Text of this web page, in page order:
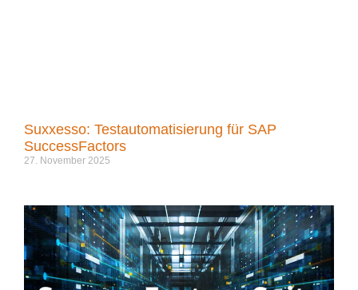
Suxxesso: Testautomatisierung für SAP
SuccessFactors
27. November 2025